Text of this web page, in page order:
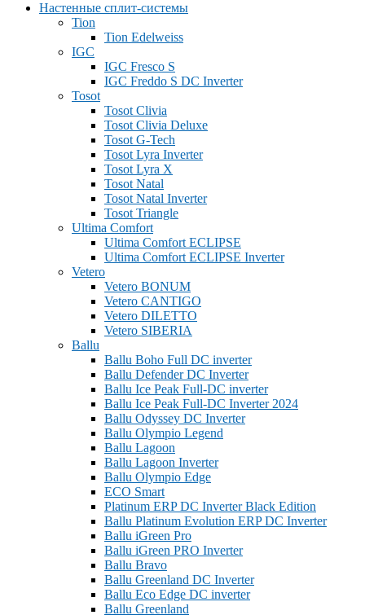
Настенные сплит-системы
Tion
Tion Edelweiss
IGC
IGC Fresco S
IGC Freddo S DC Inverter
Tosot
Tosot Clivia
Tosot Clivia Deluxe
Tosot G-Tech
Tosot Lyra Inverter
Tosot Lyra X
Tosot Natal
Tosot Natal Inverter
Tosot Triangle
Ultima Comfort
Ultima Comfort ECLIPSE
Ultima Comfort ECLIPSE Inverter
Vetero
Vetero BONUM
Vetero CANTIGO
Vetero DILETTO
Vetero SIBERIA
Ballu
Ballu Boho Full DC inverter
Ballu Defender DC Inverter
Ballu Ice Peak Full-DC inverter
Ballu Ice Peak Full-DC Inverter 2024
Ballu Odyssey DС Inverter
Ballu Olympio Legend
Ballu Lagoon
Ballu Lagoon Inverter
Ballu Olympio Edge
ECO Smart
Platinum ERP DC Inverter Black Edition
Ballu Platinum Evolution ERP DC Inverter
Ballu iGreen Pro
Ballu iGreen PRO Inverter
Ballu Bravo
Ballu Greenland DС Inverter
Ballu Eco Edge DC inverter
Ballu Greenland